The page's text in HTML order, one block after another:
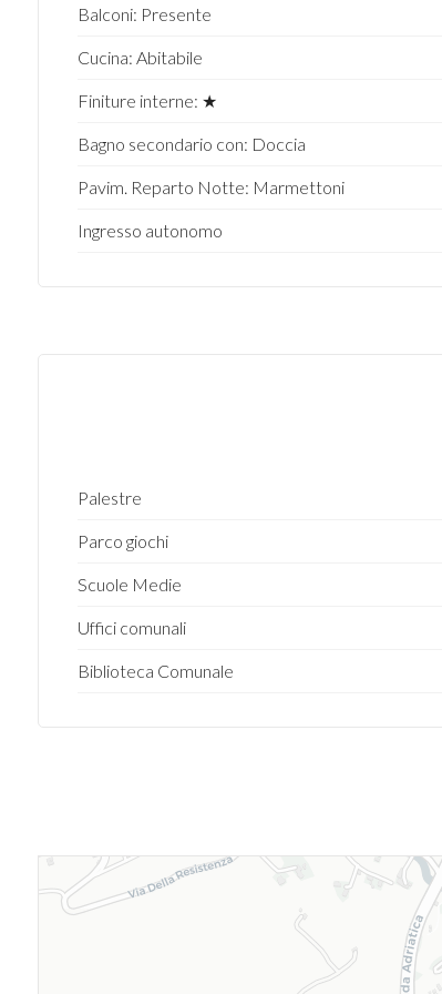
Balconi: Presente
Cucina: Abitabile
Finiture interne: ★
Bagno secondario con: Doccia
Pavim. Reparto Notte: Marmettoni
Ingresso autonomo
Palestre
Parco giochi
Scuole Medie
Uffici comunali
Biblioteca Comunale